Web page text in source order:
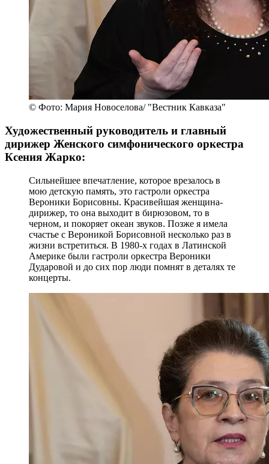
© Фото: Мария Новоселова/ "Вестник Кавказа"
Художественный руководитель и главный
дирижер Женского симфонического оркестра
Ксения Жарко:
Сильнейшее впечатление, которое врезалось в
мою детскую память, это гастроли оркестра
Вероники Борисовны. Красивейшая женщина-
дирижер, то она выходит в бирюзовом, то в
черном, и покоряет океан звуков. Позже я имела
счастье с Вероникой Борисовной несколько раз в
жизни встретиться. В 1980-х годах в Латинской
Америке были гастроли оркестра Вероники
Дударовой и до сих пор люди помнят в деталях те
концерты.